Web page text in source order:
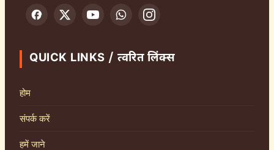
QUICK LINKS / त्वरित लिंक्स
होम
संपर्क करें
हमें जाने